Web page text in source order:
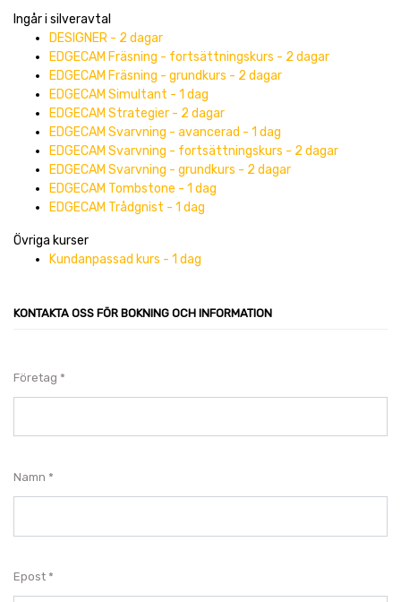
Ingår i silveravtal
DESIGNER - 2 dagar
EDGECAM Fräsning - fortsättningskurs - 2 dagar
EDGECAM Fräsning - grundkurs - 2 dagar
EDGECAM Simultant - 1 dag
EDGECAM Strategier - 2 dagar
EDGECAM Svarvning - avancerad - 1 dag
EDGECAM Svarvning - fortsättningskurs - 2 dagar
EDGECAM Svarvning - grundkurs - 2 dagar
EDGECAM Tombstone - 1 dag
EDGECAM Trådgnist - 1 dag
Övriga kurser
Kundanpassad kurs - 1 dag
KONTAKTA OSS FÖR BOKNING OCH INFORMATION
Företag
Namn
Epost